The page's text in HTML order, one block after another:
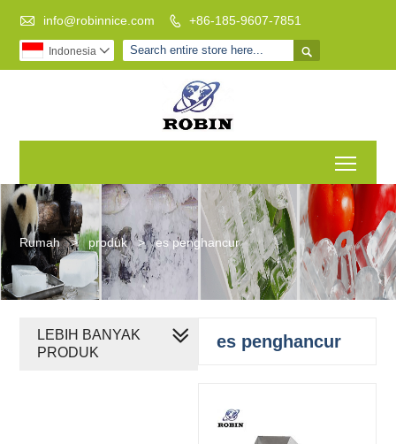
 info@robinnice.com  +86-185-9607-7851

Indonesia 
Rumah > produk > es penghancur
es penghancur
LEBIH BANYAK
PRODUK